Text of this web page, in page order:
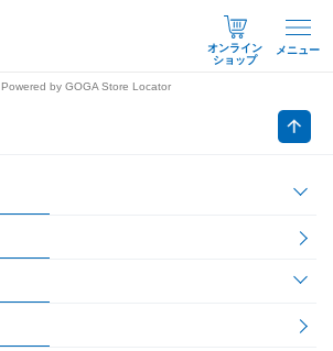
オンライン
ショップ
メニュー
Powered by GOGA Store Locator